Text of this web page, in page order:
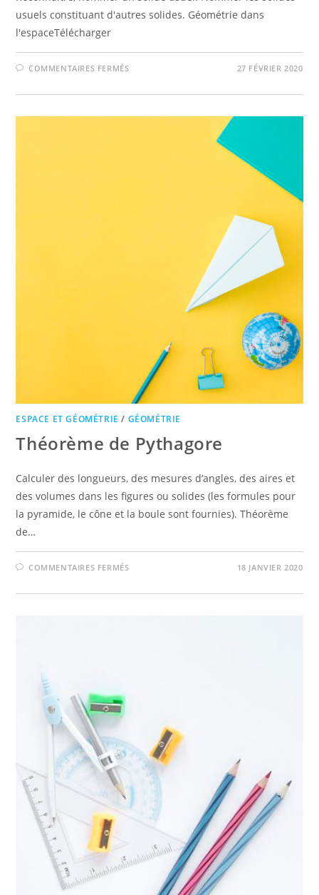
usuels constituant d'autres solides. Géométrie dans
l'espaceTélécharger
COMMENTAIRES FERMÉSSUR 27 FÉVRIER 2020
ESPACE ET GÉOMÉTRIE / GÉOMÉTRIE
Théorème de Pythagore
Calculer des longueurs, des mesures d’angles, des aires et
des volumes dans les figures ou solides (les formules pour
la pyramide, le cône et la boule sont fournies). Théorème
de…
COMMENTAIRES FERMÉSSUR
PYTHAGORE
18 JANVIER 2020